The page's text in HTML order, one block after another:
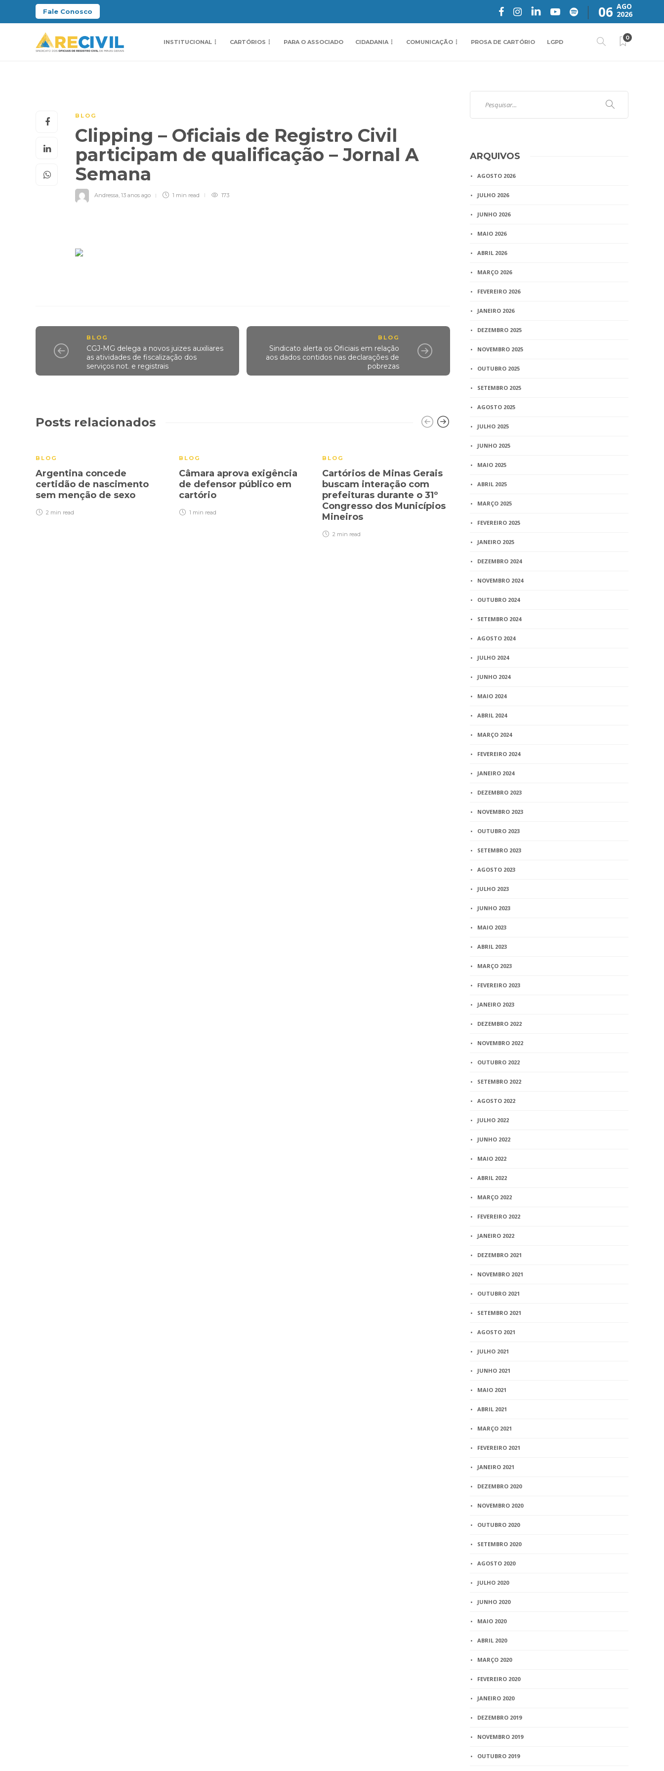
Fale Conosco 06 AGO
2026
INSTITUCIONAL CARTÓRIOS PARA O ASSOCIADO CIDADANIA COMUNICAÇÃO PROSA DE CARTÓRIO LGPD
0
BLOG
Clipping – Oficiais de Registro Civil
participam de qualificação – Jornal A
Semana
Andressa, 13 anos ago 1 min read 173
BLOG
CGJ-MG delega a novos juizes auxiliares
as atividades de fiscalização dos
serviços not. e registrais
BLOG
Sindicato alerta os Oficiais em relação
aos dados contidos nas declarações de
pobrezas
Posts relacionados
BLOG
Argentina concede
certidão de nascimento
sem menção de sexo
2 min read
BLOG
Câmara aprova exigência
de defensor público em
cartório
1 min read
BLOG
Cartórios de Minas Gerais
buscam interação com
prefeituras durante o 31º
Congresso dos Municípios
Mineiros
2 min read
Comissão Gestora toma
2020/2022
1 minread
ARQUIVOS
AGOSTO 2026
JULHO 2026
JUNHO 2026
MAIO 2026
ABRIL 2026
MARÇO 2026
FEVEREIRO 2026
JANEIRO 2026
DEZEMBRO 2025
NOVEMBRO 2025
OUTUBRO 2025
SETEMBRO 2025
AGOSTO 2025
JULHO 2025
JUNHO 2025
MAIO 2025
ABRIL 2025
MARÇO 2025
FEVEREIRO 2025
JANEIRO 2025
DEZEMBRO 2024
NOVEMBRO 2024
OUTUBRO 2024
SETEMBRO 2024
AGOSTO 2024
JULHO 2024
JUNHO 2024
MAIO 2024
ABRIL 2024
MARÇO 2024
FEVEREIRO 2024
JANEIRO 2024
DEZEMBRO 2023
NOVEMBRO 2023
OUTUBRO 2023
SETEMBRO 2023
AGOSTO 2023
JULHO 2023
JUNHO 2023
MAIO 2023
ABRIL 2023
MARÇO 2023
FEVEREIRO 2023
JANEIRO 2023
DEZEMBRO 2022
NOVEMBRO 2022
OUTUBRO 2022
SETEMBRO 2022
AGOSTO 2022
JULHO 2022
JUNHO 2022
MAIO 2022
ABRIL 2022
MARÇO 2022
FEVEREIRO 2022
JANEIRO 2022
DEZEMBRO 2021
NOVEMBRO 2021
OUTUBRO 2021
SETEMBRO 2021
AGOSTO 2021
JULHO 2021
JUNHO 2021
MAIO 2021
ABRIL 2021
MARÇO 2021
FEVEREIRO 2021
JANEIRO 2021
DEZEMBRO 2020
NOVEMBRO 2020
OUTUBRO 2020
SETEMBRO 2020
AGOSTO 2020
JULHO 2020
JUNHO 2020
MAIO 2020
ABRIL 2020
MARÇO 2020
FEVEREIRO 2020
JANEIRO 2020
DEZEMBRO 2019
NOVEMBRO 2019
OUTUBRO 2019